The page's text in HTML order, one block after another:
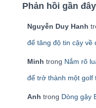
Phản hồi gần đây
Nguyễn Duy Hanh
để tăng độ tin cậy về
Minh trong Nắm rõ
để trở thành một golf
Anh trong Dòng gậy